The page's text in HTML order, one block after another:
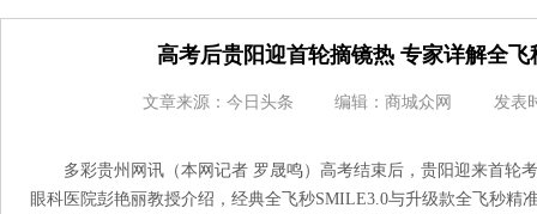
高考后贵阳迎首轮摘镜热 专家详解全
文章来源：今日头条 编辑：商城众网 发表
多彩贵州网讯（本网记者 罗晟鸣）高考结束后，贵阳迎来首轮
眼科医院彭艳丽教授介绍，经典全飞秒SMILE3.0与升级款全飞秒精